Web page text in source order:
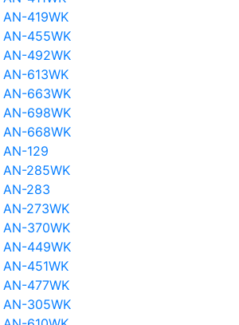
419WK
455WK
492WK
613WK
663WK
698WK
668WK
129
285WK
283
273WK
370WK
449WK
451WK
477WK
305WK